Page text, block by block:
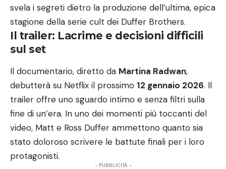
svela i segreti dietro la produzione dell’ultima, epica
stagione della serie cult dei Duffer Brothers.
Il trailer: Lacrime e decisioni difficili
sul set
Il documentario, diretto da Martina Radwan,
debutterà su Netflix il prossimo 12 gennaio 2026. Il
trailer offre uno sguardo intimo e senza filtri sulla
fine di un’era. In uno dei momenti più toccanti del
video, Matt e Ross Duffer ammettono quanto sia
stato doloroso scrivere le battute finali per i loro
protagonisti.
- PUBBLICITÀ -